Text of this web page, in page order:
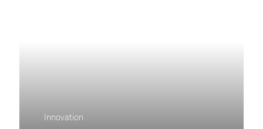
Innovation